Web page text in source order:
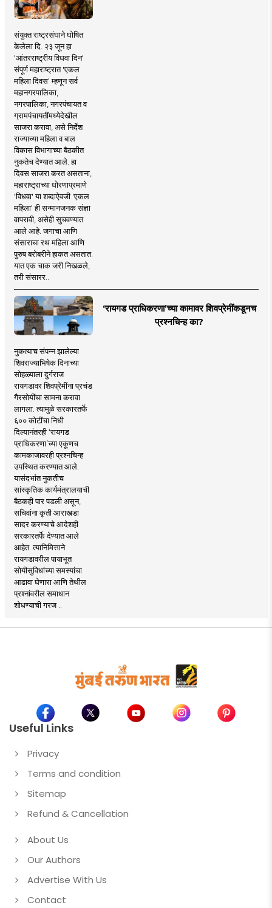
संयुक्त राष्ट्रसंघाने घोषित
केलेला दि. २३ जून हा
'आंतरराष्ट्रीय विधवा दिन'
संपूर्ण महाराष्ट्रात 'एकल
महिला दिवस' म्हणून सर्व
महानगरपालिका,
नगरपालिका, नगरपंचायत व
ग्रामपंचायतींमध्येदेखील
साजरा करावा, असे निर्देश
राज्याच्या महिला व बाल
विकास विभागाच्या बैठकीत
नुकतेच देण्यात आले. हा
दिवस साजरा करत असताना,
महाराष्ट्राच्या धोरणाप्रमाणे
'विधवा' या शब्दाऐवजी 'एकल
महिला' ही सन्मानजनक संज्ञा
वापरावी, असेही सुचवण्यात
आले आहे. जगाचा आणि
संसाराचा रथ महिला आणि
पुरुष बरोबरीने हाकत असतात.
यात एक चाक जरी निखळले,
तरी संसारर..
‘रायगड प्राधिकरणा’च्या कामावर शिवप्रेमींकडूनच
प्रश्नचिन्ह का?
नुकत्याच संपन्न झालेल्या
शिवराज्याभिषेक दिनाच्या
सोहळ्याला दुर्गराज
रायगडावर शिवप्रेमींना प्रचंड
गैरसोयींचा सामना करावा
लागला. त्यामुळे सरकारतर्फे
६०० कोटींचा निधी
दिल्यानंतरही ‘रायगड
प्राधिकरणा’च्या एकूणच
कामकाजावरही प्रश्नचिन्ह
उपस्थित करण्यात आले.
यासंदर्भात नुकतीच
सांस्कृतिक कार्यमंत्रालयाची
बैठकही पार पडली असून,
सचिवांना कृती आराखडा
सादर करण्याचे आदेशही
सरकारतर्फे देण्यात आले
आहेत. त्यानिमित्ताने
रायगडावरील पायाभूत
सोयीसुविधांच्या समस्यांचा
आढावा घेणारा आणि तेथील
प्रश्नांवरील समाधान
शोधण्याची गरज ..
Useful Links
Privacy
Terms and condition
Sitemap
Refund & Cancellation
About Us
Our Authors
Advertise With Us
Contact